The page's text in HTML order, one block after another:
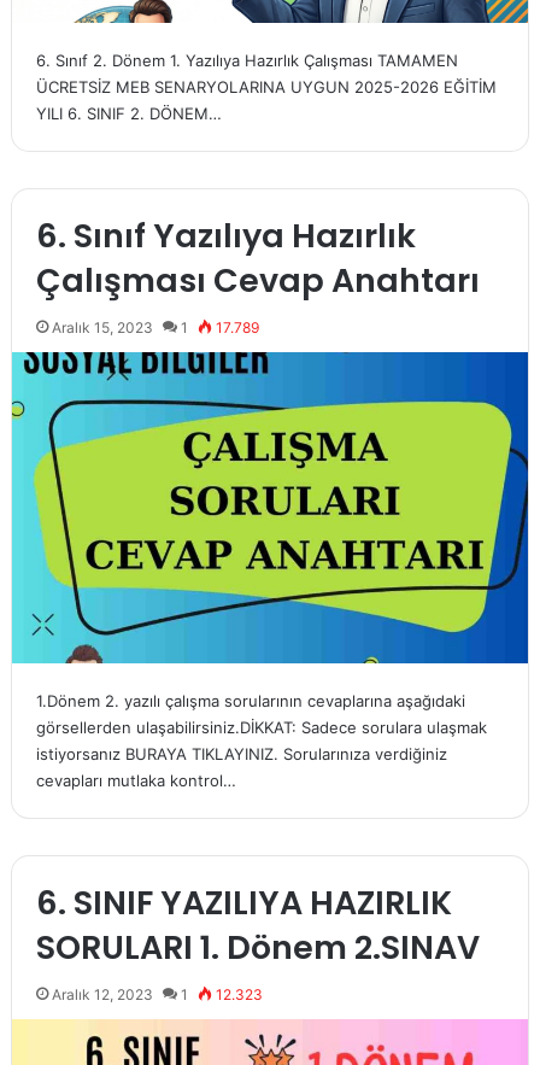
6. Sınıf 2. Dönem 1. Yazılıya Hazırlık Çalışması TAMAMEN
ÜCRETSİZ MEB SENARYOLARINA UYGUN 2025-2026 EĞİTİM
YILI 6. SINIF 2. DÖNEM…
6. Sınıf Yazılıya Hazırlık
Çalışması Cevap Anahtarı
Aralık 15, 2023 1 17.789
1.Dönem 2. yazılı çalışma sorularının cevaplarına aşağıdaki
görsellerden ulaşabilirsiniz.DİKKAT: Sadece sorulara ulaşmak
istiyorsanız BURAYA TIKLAYINIZ. Sorularınıza verdiğiniz
cevapları mutlaka kontrol…
6. SINIF YAZILIYA HAZIRLIK
SORULARI 1. Dönem 2.SINAV
Aralık 12, 2023 1 12.323